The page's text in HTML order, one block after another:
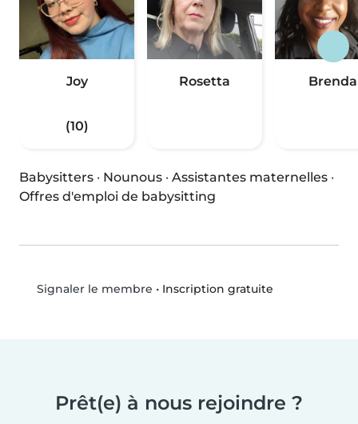
Joy
(10)
Rosetta Brenda
Babysitters · Nounous · Assistantes maternelles ·
Offres d'emploi de babysitting
Signaler le membre • Inscription gratuite
Prêt(e) à nous rejoindre ?